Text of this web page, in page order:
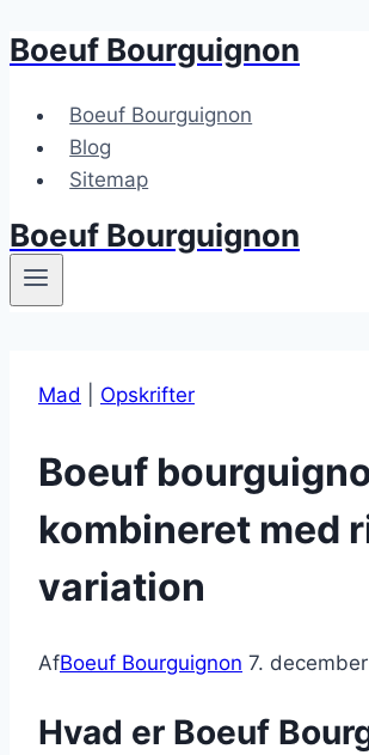
Fortsæt
indhold
Boeuf Bourguignon
Boeuf Bourguignon
Blog
Sitemap
Boeuf Bourguignon
Mad Opskrifter
Boeuf
kombineret med
variation
AfBoeuf Bourguignon 7.
Hvad er Boeuf